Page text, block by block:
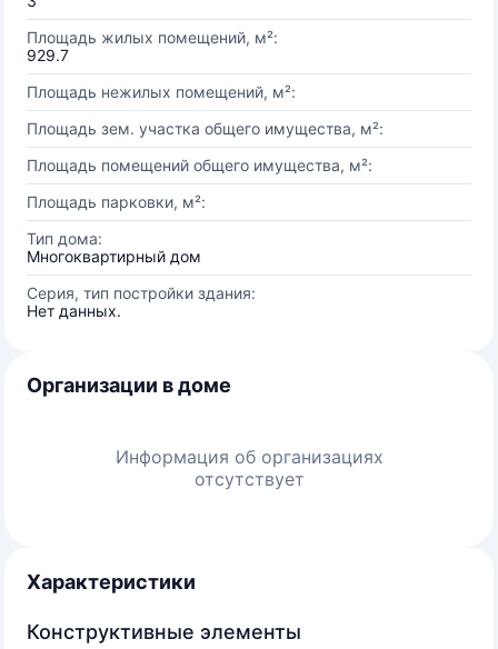
Площадь жилых помещений, м²:
929.7
Площадь нежилых помещений, м²:
Площадь зем. участка общего имущества, м²:
Площадь помещений общего имущества, м²:
Площадь парковки, м²:
Тип дома:
Многоквартирный дом
Серия, тип постройки здания:
Нет данных.
Организации в доме
Информация об организациях
отсутствует
Характеристики
Конструктивные элементы